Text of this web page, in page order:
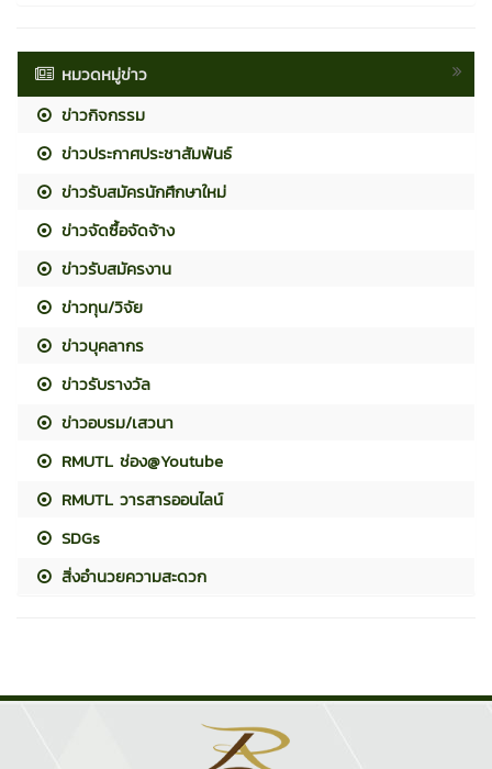
หมวดหมู่ข่าว
ข่าวกิจกรรม
ข่าวประกาศประชาสัมพันธ์
ข่าวรับสมัครนักศึกษาใหม่
ข่าวจัดซื้อจัดจ้าง
ข่าวรับสมัครงาน
ข่าวทุน/วิจัย
ข่าวบุคลากร
ข่าวรับรางวัล
ข่าวอบรม/เสวนา
RMUTL ช่อง@Youtube
RMUTL วารสารออนไลน์
SDGs
สิ่งอำนวยความสะดวก